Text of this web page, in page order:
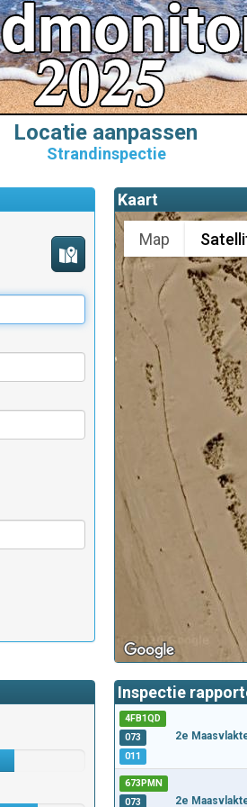
Locatie aanpassen
Strandinspectie
Kaart
Map
Inspectie
4FB1QD
073 2e
011
673PMN
073 2e